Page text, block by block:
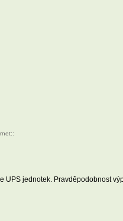
::
jednotek. Pravděpodobnost